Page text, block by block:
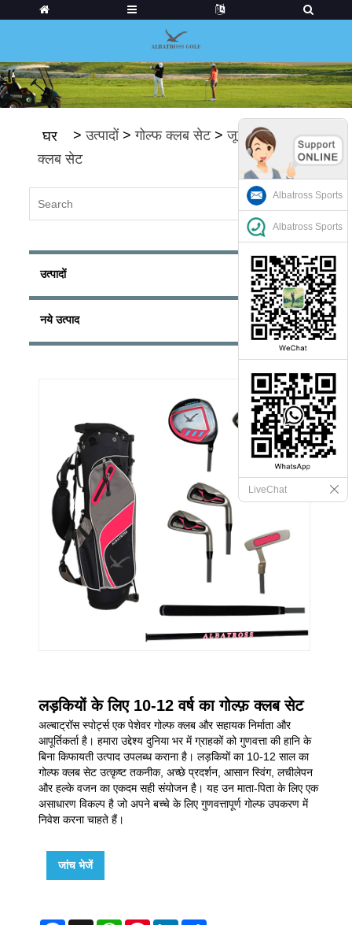
घर > उत्पादों>गोल्फ क्लब सेट>जूनियर गोल्फ़
क्लब सेट
उत्पादों
नये उत्पाद
लड़कियों के लिए 10-12 वर्ष का गोल्फ़ क्लब सेट
अल्बाट्रॉस स्पोर्ट्स एक पेशेवर गोल्फ क्लब और सहायक निर्माता और
आपूर्तिकर्ता है। हमारा उद्देश्य दुनिया भर में ग्राहकों को गुणवत्ता की हानि के
बिना किफायती उत्पाद उपलब्ध कराना है। लड़कियों का 10-12 साल का
गोल्फ क्लब सेट उत्कृष्ट तकनीक, अच्छे प्रदर्शन, आसान स्विंग, लचीलेपन
और हल्के वजन का एकदम सही संयोजन है। यह उन माता-पिता के लिए एक
असाधारण विकल्प है जो अपने बच्चे के लिए गुणवत्तापूर्ण गोल्फ उपकरण में
निवेश करना चाहते हैं।
जांच भेजें
Albatross Sports
Albatross Sports
LiveChat